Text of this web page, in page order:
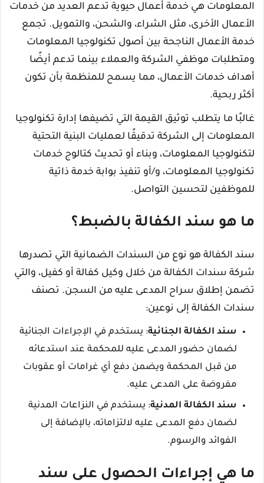
المعلومات هي خدمة أعمال حيوية تدعم العديد من خدمات
الأعمال الأخرى، مثل الشراء، والشحن، والتمويل. تجمع
خدمة الأعمال الناجحة بين أصول تكنولوجيا المعلومات
ومتطلبات موظفي الشركة والعملاء بينما تدعم أيضًا
أهداف خدمات الأعمال، مما يسمح للمنظمة بأن تكون
أكثر ربحية.
غالبًا ما يتطلب توثيق القيمة التي تضيفها إدارة تكنولوجيا
المعلومات إلى الشركة تدقيقًا لعمليات البنية التحتية
لتكنولوجيا المعلومات، وبناء أو تحديث كتالوج خدمات
تكنولوجيا المعلومات، و/أو تنفيذ بوابة خدمة ذاتية
للموظفين لتحسين التواصل.
ما هو سند الكفالة بالضبط؟
سند الكفالة هو نوع من السندات الضمانية التي تصدرها
شركة سندات الكفالة من خلال وكيل كفالة أو كفيل، والتي
تضمن إطلاق سراح المدعى عليه من السجن. تصنف
سندات الكفالة إلى نوعين:
سند الكفالة الجنائية: يستخدم في الإجراءات الجنائية
لضمان حضور المدعى عليه للمحكمة عند استدعائه
من قبل المحكمة ويضمن دفع أي غرامات أو عقوبات
مفروضة على المدعى عليه.
سند الكفالة المدنية: يستخدم في النزاعات المدنية
لضمان دفع المدعى عليه لالتزاماته، بالإضافة إلى
الفوائد والرسوم.
ما هي إجراءات الحصول على سند